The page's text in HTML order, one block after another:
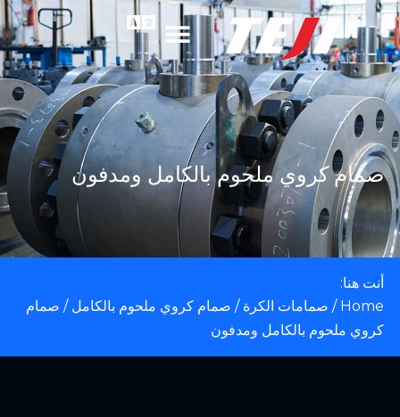
صمام كروي ملحوم بالكامل ومدفون
أنت هنا:
Home
/ صمامات الكرة / صمام كروي ملحوم بالكامل / صمام
كروي ملحوم بالكامل ومدفون